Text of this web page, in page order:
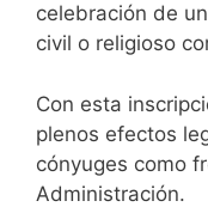
celebración de
civil o religioso
Con esta
plenos efectos
cónyuges como
Administración.